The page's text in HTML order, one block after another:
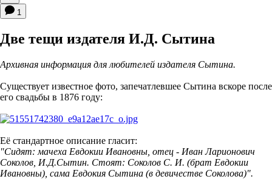
1
Две тещи издателя И.Д. Сытина
Архивная информация для любителей издателя Сытина.
Существует известное фото, запечатлевшее Сытина вскоре после
его свадьбы в 1876 году:
Её стандартное описание гласит:
"Сидят: мачеха Евдокии Ивановны, отец - Иван Ларионович
Соколов, И.Д.Сытин. Стоят: Соколов С. И. (брат Евдокии
Ивановны), сама Евдокия Сытина (в девичестве Соколова)".